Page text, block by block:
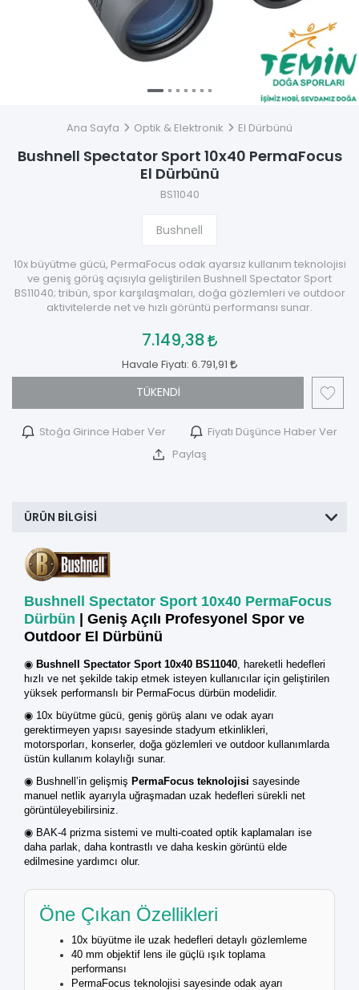
Ana Sayfa Optik & Elektronik El Dürbünü
Bushnell Spectator Sport 10x40 PermaFocus
El Dürbünü
BS11040
Bushnell
10x büyütme gücü, PermaFocus odak ayarsız kullanım teknolojisi
ve geniş görüş açısıyla geliştirilen Bushnell Spectator Sport
BS11040; tribün, spor karşılaşmaları, doğa gözlemleri ve outdoor
aktivitelerde net ve hızlı görüntü performansı sunar.
7.149,38
Havale Fiyatı: 6.791,91
TÜKENDİ
Stoğa Girince Haber Ver Fiyatı Düşünce Haber Ver
Paylaş
ÜRÜN BILGISI
Bushnell Spectator Sport 10x40 PermaFocus
Dürbün | Geniş Açılı Profesyonel Spor ve
Outdoor El Dürbünü
◉ Bushnell Spectator Sport 10x40 BS11040 , hareketli hedefleri
hızlı ve net şekilde takip etmek isteyen kullanıcılar için geliştirilen
yüksek performanslı bir PermaFocus dürbün modelidir.
◉ 10x büyütme gücü, geniş görüş alanı ve odak ayarı
gerektirmeyen yapısı sayesinde stadyum etkinlikleri,
motorsporları, konserler, doğa gözlemleri ve outdoor kullanımlarda
üstün kullanım kolaylığı sunar.
◉ Bushnell’in gelişmiş PermaFocus teknolojisi sayesinde
manuel netlik ayarıyla uğraşmadan uzak hedefleri sürekli net
görüntüleyebilirsiniz.
◉ BAK-4 prizma sistemi ve multi-coated optik kaplamaları ise
daha parlak, daha kontrastlı ve daha keskin görüntü elde
edilmesine yardımcı olur.
Öne Çıkan Özellikleri
10x büyütme ile uzak hedefleri detaylı gözlemleme
40 mm objektif lens ile güçlü ışık toplama
performansı
PermaFocus teknolojisi sayesinde odak ayarı